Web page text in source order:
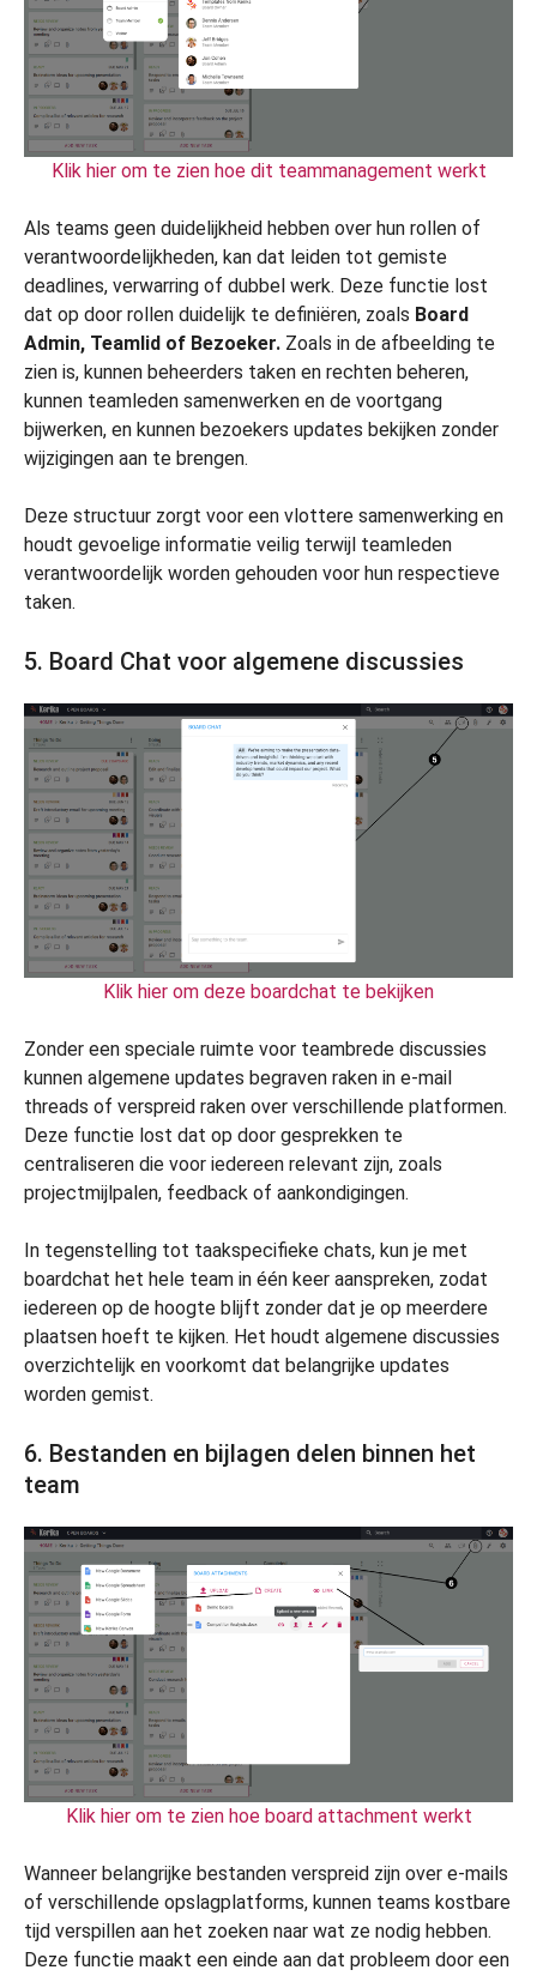
Klik hier om te zien hoe dit teammanagement werkt
Als teams geen duidelijkheid hebben over hun rollen of
verantwoordelijkheden, kan dat leiden tot gemiste
deadlines, verwarring of dubbel werk. Deze functie lost
dat op door rollen duidelijk te definiëren, zoals Board
Admin, Teamlid of Bezoeker. Zoals in de afbeelding te
zien is, kunnen beheerders taken en rechten beheren,
kunnen teamleden samenwerken en de voortgang
bijwerken, en kunnen bezoekers updates bekijken zonder
wijzigingen aan te brengen.
Deze structuur zorgt voor een vlottere samenwerking en
houdt gevoelige informatie veilig terwijl teamleden
verantwoordelijk worden gehouden voor hun respectieve
taken.
5. Board Chat voor algemene discussies
Klik hier om deze boardchat te bekijken
Zonder een speciale ruimte voor teambrede discussies
kunnen algemene updates begraven raken in e-mail
threads of verspreid raken over verschillende platformen.
Deze functie lost dat op door gesprekken te
centraliseren die voor iedereen relevant zijn, zoals
projectmijlpalen, feedback of aankondigingen.
In tegenstelling tot taakspecifieke chats, kun je met
boardchat het hele team in één keer aanspreken, zodat
iedereen op de hoogte blijft zonder dat je op meerdere
plaatsen hoeft te kijken. Het houdt algemene discussies
overzichtelijk en voorkomt dat belangrijke updates
worden gemist.
6. Bestanden en bijlagen delen binnen het
team
Klik hier om te zien hoe board attachment werkt
Wanneer belangrijke bestanden verspreid zijn over e-mails
of verschillende opslagplatforms, kunnen teams kostbare
tijd verspillen aan het zoeken naar wat ze nodig hebben.
Deze functie maakt een einde aan dat probleem door een